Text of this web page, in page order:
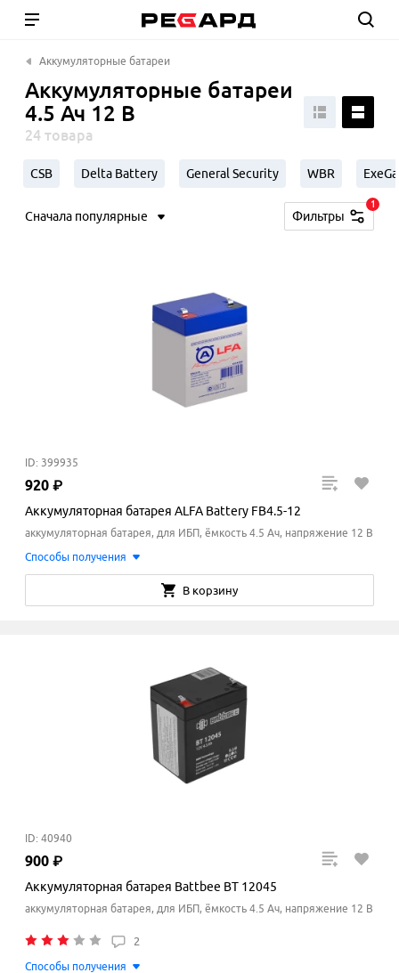
Аккумуляторные батареи
Аккумуляторные батареи
4.5 Ач 12 В
24 товара
CSB Delta Battery General Security WBR
Сначала популярные Фильтры
1
ID: 399935
920 ₽
Аккумуляторная батарея ALFA Battery FB4.5-12
аккумуляторная батарея, для ИБП, ёмкость 4.5 Ач, напряжение 12 В
Способы получения
В корзину
ID: 40940
900 ₽
Аккумуляторная батарея Battbee BT 12045
аккумуляторная батарея, для ИБП, ёмкость 4.5 Ач, напряжение 12 В
2
Способы получения